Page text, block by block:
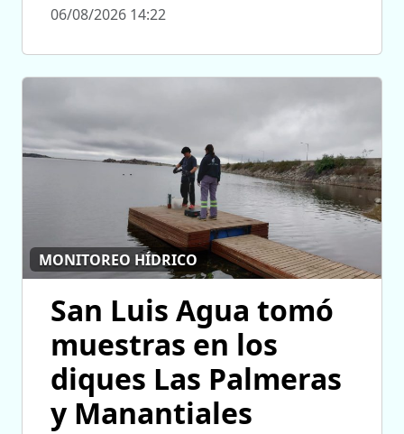
06/08/2026 14:22
MONITOREO HÍDRICO
San Luis Agua tomó
muestras en los
diques Las Palmeras
y Manantiales